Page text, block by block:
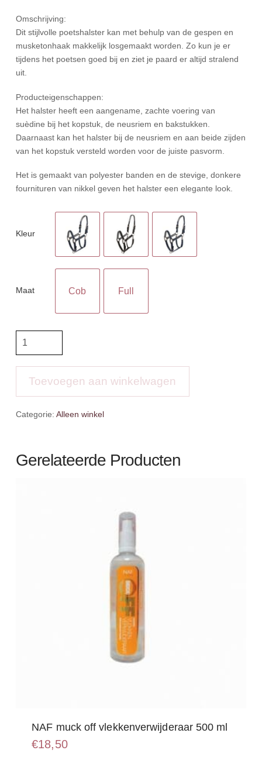
Omschrijving:
Dit stijlvolle poetshalster kan met behulp van de gespen en
musketonhaak makkelijk losgemaakt worden. Zo kun je er
tijdens het poetsen goed bij en ziet je paard er altijd stralend
uit.
Producteigenschappen:
Het halster heeft een aangename, zachte voering van
suèdine bij het kopstuk, de neusriem en bakstukken.
Daarnaast kan het halster bij de neusriem en aan beide zijden
van het kopstuk versteld worden voor de juiste pasvorm.
Het is gemaakt van polyester banden en de stevige, donkere
fournituren van nikkel geven het halster een elegante look.
Kleur
Maat Cob Full
aantalToevoegen aan winkelwagen
Categorie: Alleen winkel
Gerelateerde Producten
NAF muck off vlekkenverwijderaar 500 ml
€18,50